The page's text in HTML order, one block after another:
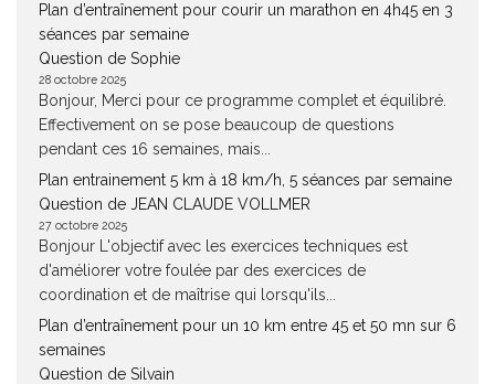
Plan d’entraînement pour courir un marathon en 4h45 en 3
séances par semaine
Question de Sophie
28 octobre 2025
Bonjour, Merci pour ce programme complet et équilibré.
Effectivement on se pose beaucoup de questions
pendant ces 16 semaines, mais...
Plan entrainement 5 km à 18 km/h, 5 séances par semaine
Question de JEAN CLAUDE VOLLMER
27 octobre 2025
Bonjour L'objectif avec les exercices techniques est
d'améliorer votre foulée par des exercices de
coordination et de maîtrise qui lorsqu'ils...
Plan d’entraînement pour un 10 km entre 45 et 50 mn sur 6
semaines
Question de Silvain